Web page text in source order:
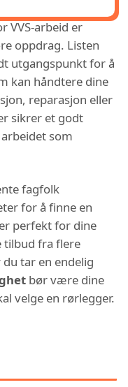
VVS-arbeid er
oppdrag. Listen
utgangspunkt for å
kan håndtere dine
reparasjon eller
sikrer et godt
som
fagfolk
for å finne en
perfekt for dine
tilbud fra flere
tar en endelig
bør være dine
velge en rørlegger.